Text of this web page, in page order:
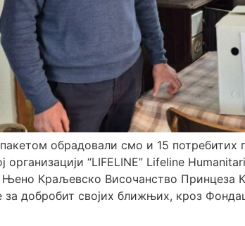
обрадовали смо и 15
организацији “LIFELINE” Lifeline
Краљевско Височанство Принцеза
добробит својих ближњих, кроз